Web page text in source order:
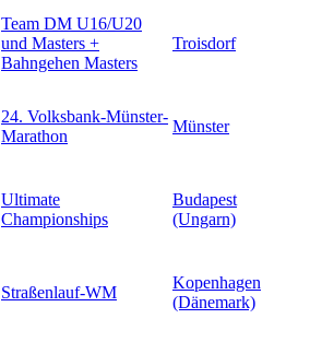
Team DM U16/U20
und Masters +
Bahngehen Masters
Troisdorf
24. Volksbank-Münster-
Marathon
Münster
Ultimate
Championships
Budapest
(Ungarn)
Straßenlauf-WM
Kopenhagen
(Dänemark)